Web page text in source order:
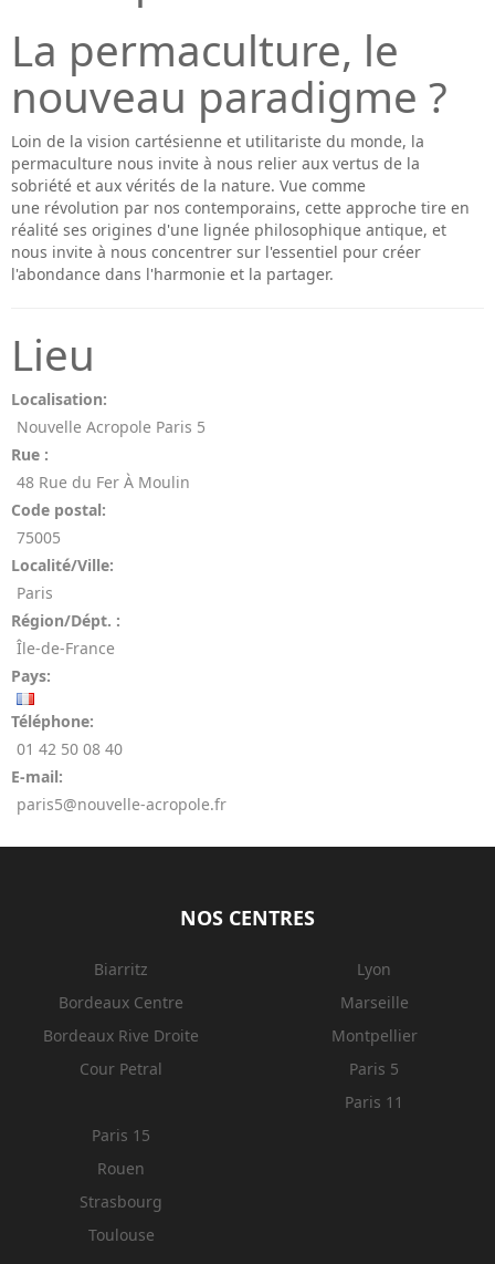
La permaculture, le
nouveau paradigme ?
Loin de la vision cartésienne et utilitariste du monde, la
permaculture nous invite à nous relier aux vertus de la
sobriété et aux vérités de la nature. Vue comme
une révolution par nos contemporains, cette approche tire en
réalité ses origines d'une lignée philosophique antique, et
nous invite à nous concentrer sur l'essentiel pour créer
l'abondance dans l'harmonie et la partager.
Lieu
Localisation:
Nouvelle Acropole Paris 5
Rue :
48 Rue du Fer À Moulin
Code postal:
75005
Localité/Ville:
Paris
Région/Dépt. :
Île-de-France
Pays:
Téléphone:
01 42 50 08 40
E-mail:
paris5@nouvelle-acropole.fr
NOS CENTRES
Biarritz
Bordeaux Centre
Bordeaux Rive Droite
Cour Petral
Lyon
Marseille
Montpellier
Paris 5
Paris 11
Paris 15
Rouen
Strasbourg
Toulouse